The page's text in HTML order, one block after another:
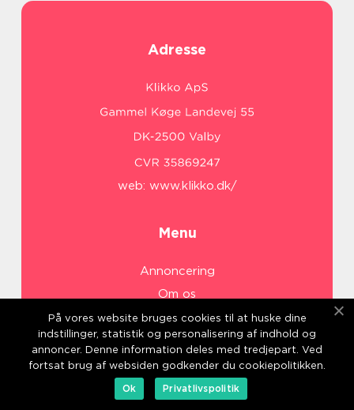
Adresse
web: www.klikko.dk/
Menu
Annoncering
Om os
Cookies
Kontakt os
Sitemap
På vores website bruges cookies til at huske dine
indstillinger, statistik og personalisering af indhold og
annoncer. Denne information deles med tredjepart. Ved
fortsat brug af websiden godkender du cookiepolitikken.
Ok
Privatlivspolitik